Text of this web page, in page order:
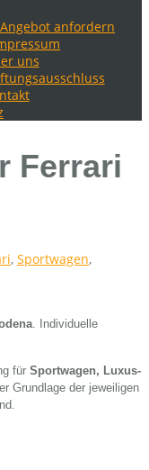
Angebot anfordern
uns
Ferrari
, Sportwagen,
. Individuelle
für Sportwagen, Luxus-
Grundlage der jeweiligen